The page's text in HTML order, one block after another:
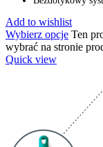
Add to wishlist
Wybierz opcje Ten
wybrać na stronie
Quick view